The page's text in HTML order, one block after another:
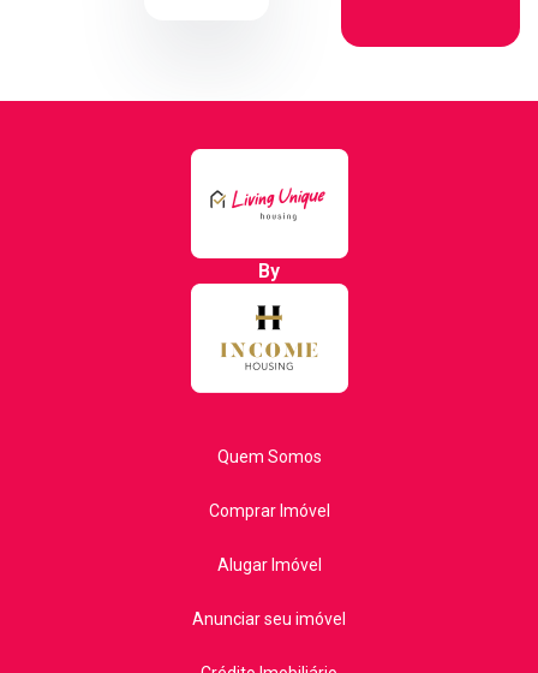
By
Quem Somos
Comprar Imóvel
Alugar Imóvel
Anunciar seu imóvel